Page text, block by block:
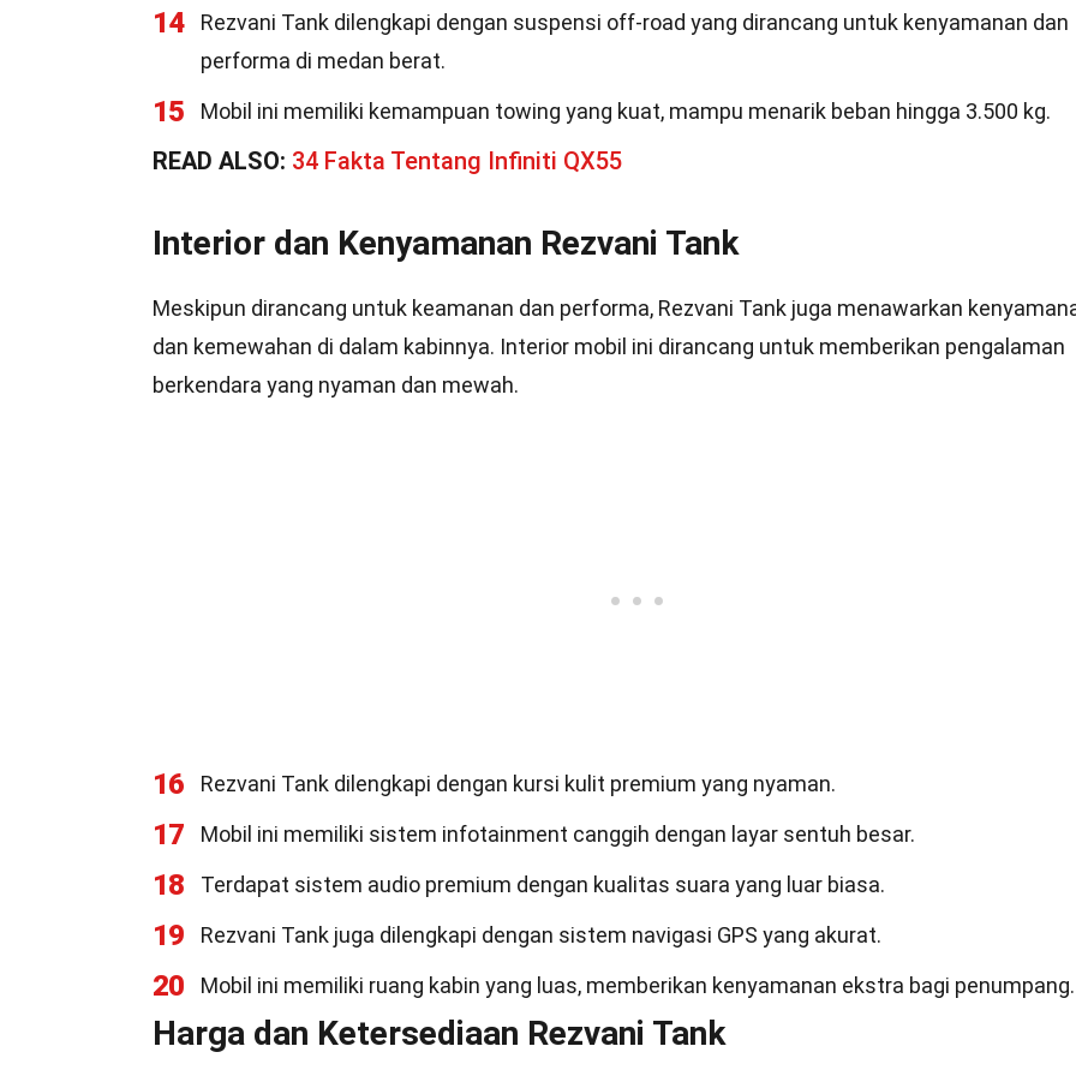
14
Rezvani Tank dilengkapi dengan suspensi off-road yang dirancang untuk kenyamanan dan
performa di medan berat.
15 Mobil ini memiliki kemampuan towing yang kuat, mampu menarik beban hingga 3.500 kg.
READ ALSO: 34 Fakta Tentang Infiniti QX55
Interior dan Kenyamanan Rezvani Tank
Meskipun dirancang untuk keamanan dan performa, Rezvani Tank juga menawarkan
dan kemewahan di dalam kabinnya. Interior mobil ini dirancang untuk memberikan pengalaman
berkendara yang nyaman dan mewah.
16 Rezvani Tank dilengkapi dengan kursi kulit premium yang nyaman.
17 Mobil ini memiliki sistem infotainment canggih dengan layar sentuh besar.
18 Terdapat sistem audio premium dengan kualitas suara yang luar biasa.
19 Rezvani Tank juga dilengkapi dengan sistem navigasi GPS yang akurat.
20 Mobil ini memiliki ruang kabin yang luas, memberikan kenyamanan ekstra bagi penumpang.
Harga dan Ketersediaan Rezvani Tank